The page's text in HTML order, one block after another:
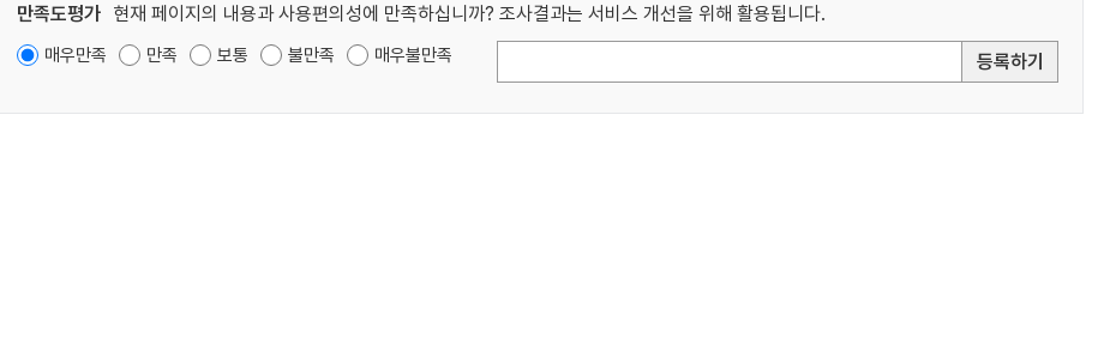
만족도평가 현재 페이지의 내용과 사용편의성에 만족하십니까? 조사결과는 서비스 개선을 위해 활용됩니다.
매우만족 만족 보통 불만족 매우불만족 등록하기